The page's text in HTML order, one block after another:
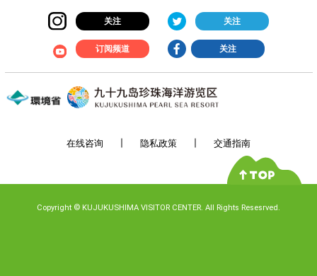
关注 关注
订阅频道 关注
在线咨询 隐私政策 交通指南
Copyright © KUJUKUSHIMA VISITOR CENTER. All Rights Resesrved.